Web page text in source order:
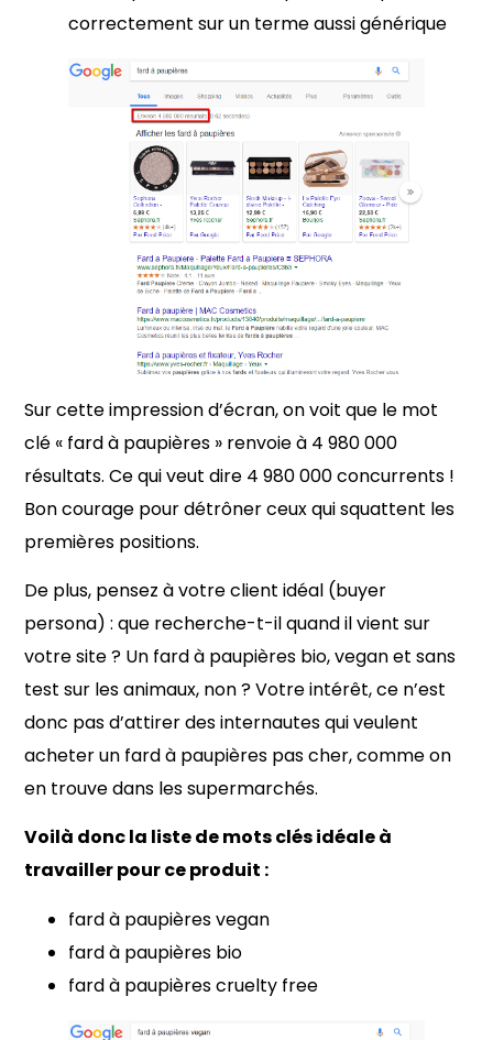
correctement sur un terme aussi générique
Sur cette impression d’écran, on voit que le mot
clé « fard à paupières » renvoie à 4 980 000
résultats. Ce qui veut dire 4 980 000 concurrents !
Bon courage pour détrôner ceux qui squattent les
premières positions.
De plus, pensez à votre client idéal (buyer
persona) : que recherche-t-il quand il vient sur
votre site ? Un fard à paupières bio, vegan et sans
test sur les animaux, non ? Votre intérêt, ce n’est
donc pas d’attirer des internautes qui veulent
acheter un fard à paupières pas cher, comme on
en trouve dans les supermarchés.
Voilà donc la liste de mots clés idéale à
travailler pour ce produit :
fard à paupières vegan
fard à paupières bio
fard à paupières cruelty free